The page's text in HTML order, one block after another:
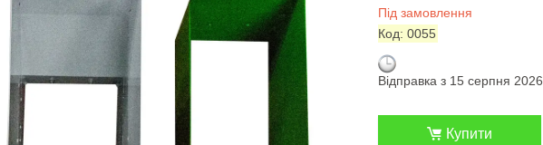
Під замовлення
Код: 0055
Відправка з 15 серпня 2026
Купити